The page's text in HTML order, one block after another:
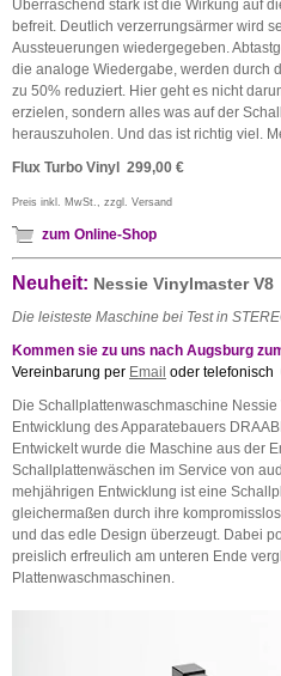
Überraschend stark ist die Wirkung auf
befreit. Deutlich verzerrungsärmer wird
Aussteuerungen wiedergegeben.
die analoge Wiedergabe, werden durch
zu 50% reduziert. Hier geht es nicht
erzielen, sondern alles was auf der
herauszuholen. Und das ist richtig viel.
Flux Turbo Vinyl 299,00 €
Preis inkl. MwSt., zzgl. Versand
zum Online-Shop
Neuheit: Nessie Vinylmaster V8
Die leisteste Maschine bei Test in
Kommen sie zu uns nach Augsburg
Vereinbarung per Email oder telefonisch
Die Schallplattenwaschmaschine
Entwicklung des Apparatebauers
Entwickelt wurde die Maschine aus der
Schallplattenwäschen im Service von
mehjährigen Entwicklung ist eine
gleichermaßen durch ihre
und das edle Design überzeugt. Dabei
preislich erfreulich am unteren Ende
Plattenwaschmaschinen.